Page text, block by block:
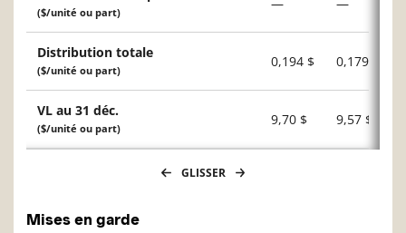
($/unité ou part)
Distribution totale
($/unité ou part)
0,194 $ 0,179 $
VL au 31 déc.
($/unité ou part)
9,70 $ 9,57 $
GLISSER
Mises en garde